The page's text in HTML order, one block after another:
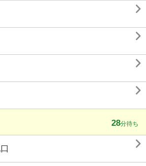




28分待ち
